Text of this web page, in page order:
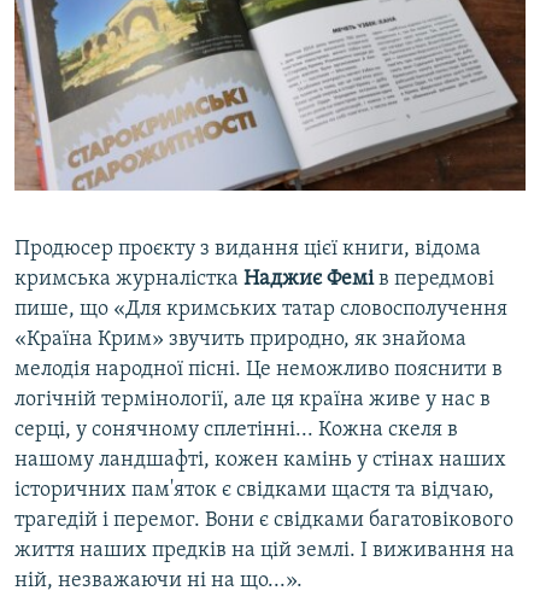
Продюсер проєкту з видання цієї книги, відома
кримська журналістка Наджиє Фемів передмові
пише, що «Для кримських татар словосполучення
«Країна Крим» звучить природно, як знайома
мелодія народної пісні. Це неможливо пояснити в
логічній термінології, але ця країна живе у нас в
серці, у сонячному сплетінні... Кожна скеля в
нашому ландшафті, кожен камінь у стінах наших
історичних пам'яток є свідками щастя та відчаю,
трагедій і перемог. Вони є свідками багатовікового
життя наших предків на цій землі. І виживання на
ній, незважаючи ні на що...».